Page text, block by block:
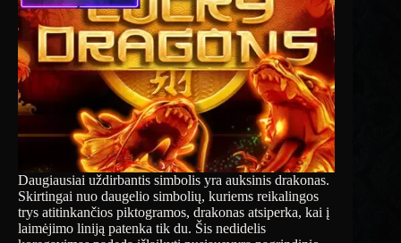
Daugiausiai uždirbantis simbolis yra auksinis drakonas.
Skirtingai nuo daugelio simbolių, kuriems reikalingos
trys atitinkančios piktogramos, drakonas atsiperka, kai į
laimėjimo liniją patenka tik du. Šis nedidelis